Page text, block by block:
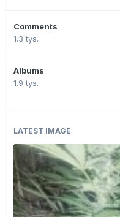
Comments
1.3 tys.
Albums
1.9 tys.
LATEST IMAGE